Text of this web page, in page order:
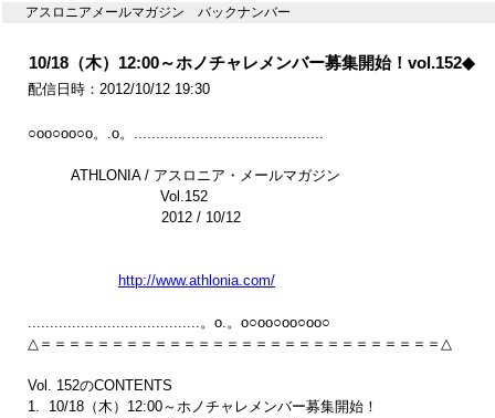
アスロニアメールマガジン バックナンバー
10/18（木）12:00～ホノチャレメンバー募集開始！vol.152◆
配信日時：2012/10/12 19:30
○oo○oo○o。.o。...........................................
ATHLONIA / アスロニア・メールマガジン
Vol.152
2012 / 10/12
http://www.athlonia.com/
.......................................。o.。o○oo○oo○oo○
△＝＝＝＝＝＝＝＝＝＝＝＝＝＝＝＝＝＝＝＝＝＝＝＝＝＝＝＝△
Vol. 152のCONTENTS
1.  10/18（木）12:00～ホノチャレメンバー募集開始！